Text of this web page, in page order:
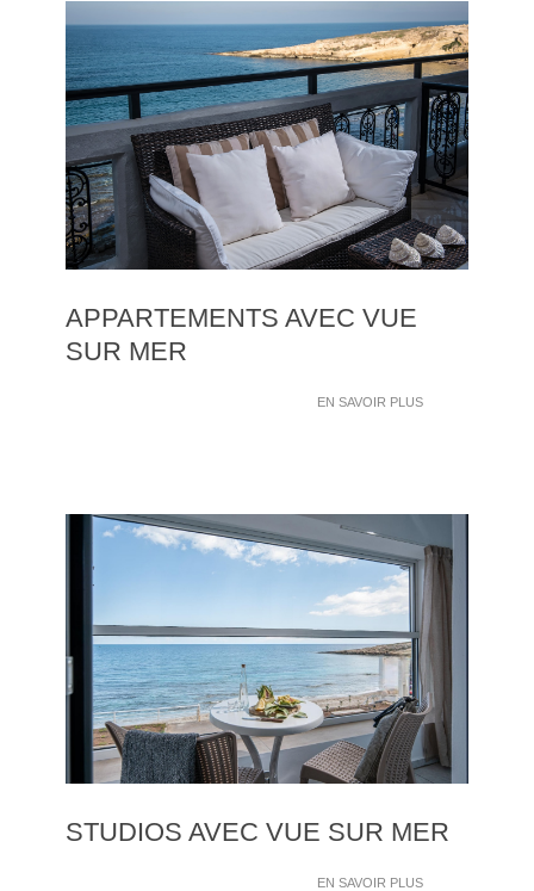
APPARTEMENTS AVEC VUE
SUR MER
EN SAVOIR PLUS
STUDIOS AVEC VUE SUR MER
EN SAVOIR PLUS